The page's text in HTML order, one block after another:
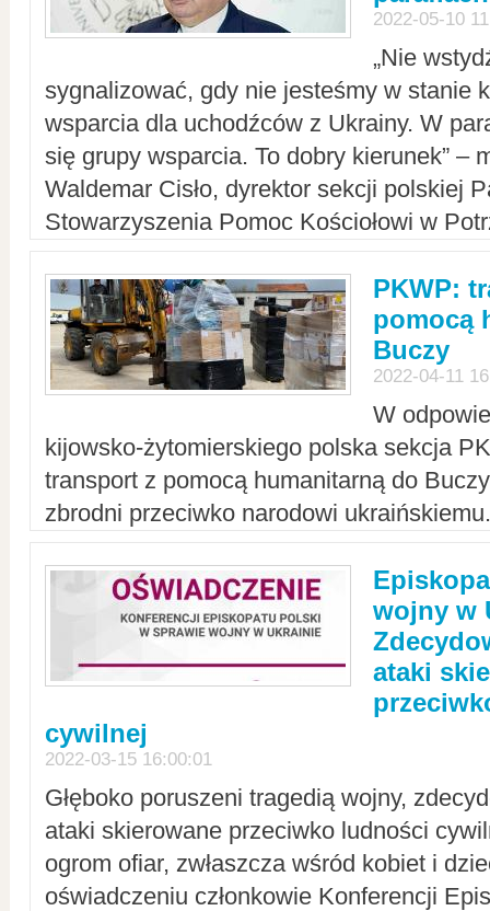
2022-05-10
„Nie
sygnalizować, gdy nie jesteśmy w stanie
wsparcia dla uchodźców z Ukrainy. W
się grupy wsparcia. To dobry kierunek” –
Waldemar Cisło, dyrektor sekcji polskiej
Stowarzyszenia Pomoc Kościołowi w
PKWP:
pomocą
Buczy
2022-04-11
W
kijowsko-żytomierskiego polska sekcja
transport z pomocą humanitarną do
zbrodni przeciwko narodowi
wojny w
ataki
cywilnej
2022-03-15 16:00:01
Głęboko poruszeni tragedią wojny,
ataki skierowane przeciwko ludności
ogrom ofiar, zwłaszcza wśród kobiet i
oświadczeniu członkowie Konferencji